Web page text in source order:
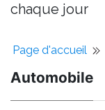
chaque jour
Page d'accueil
Automobile